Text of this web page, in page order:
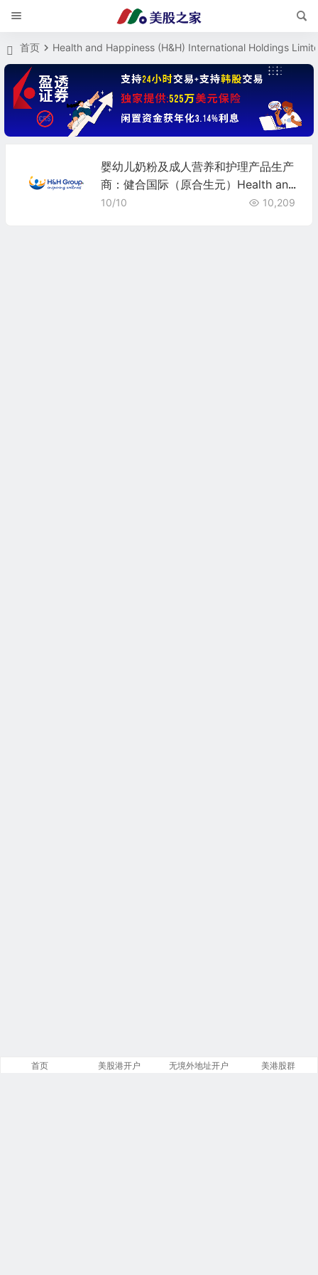
首页 Health and Happiness (H&H) International Holdings
婴幼儿奶粉及成人营养和护理产品生产
商：健合国际（原合生元）Health and
Happiness (H&H)
10/10 10,209
首页 美股港开户 无境外地址开户 美港股群